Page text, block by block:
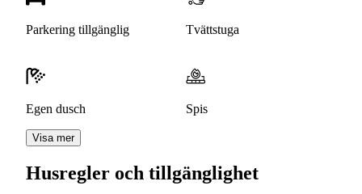
Parkering tillgänglig Tvättstuga
Egen dusch Spis
Visa mer
Husregler och tillgänglighet